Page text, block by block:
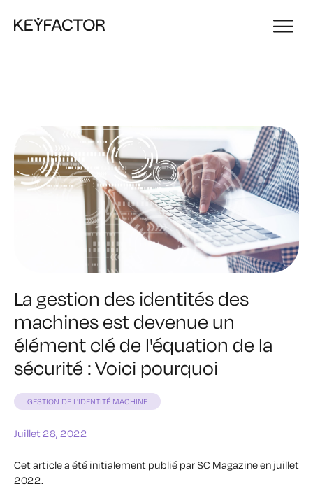
La gestion des identités des
machines est devenue un
élément clé de l'équation de la
sécurité : Voici pourquoi
GESTION DE L'IDENTITÉ MACHINE
Juillet 28, 2022
Cet article a été initialement publié par SC Magazine en juillet
2022.